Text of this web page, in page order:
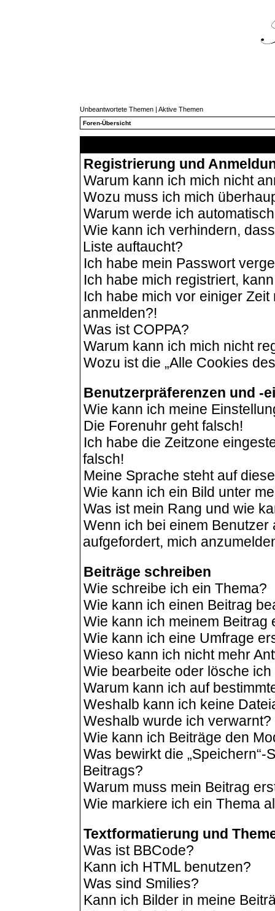
Unbeantwortete Themen | Aktive Themen
Foren-Übersicht
Registrierung und
Warum kann ich mich nicht
Wozu muss ich mich
Warum werde ich
Wie kann ich verhindern,
Liste auftaucht?
Ich habe mein Passwort
Ich habe mich registriert,
Ich habe mich vor einiger
anmelden?!
Was ist COPPA?
Warum kann ich mich nicht
Wozu ist die „Alle Cookies
Benutzerpräferenzen und -
Wie kann ich meine
Die Forenuhr geht falsch!
Ich habe die Zeitzone
falsch!
Meine Sprache steht auf
Wie kann ich ein Bild unter
Was ist mein Rang und wie
Wenn ich bei einem
aufgefordert, mich
Beiträge schreiben
Wie schreibe ich ein Thema?
Wie kann ich einen Beitrag
Wie kann ich meinem Beitrag
Wie kann ich eine Umfrage
Wieso kann ich nicht mehr
Wie bearbeite oder lösche
Warum kann ich auf
Weshalb kann ich keine
Weshalb wurde ich verwarnt?
Wie kann ich Beiträge den
Was bewirkt die
Beitrags?
Warum muss mein Beitrag
Wie markiere ich ein Thema
Textformatierung und
Was ist BBCode?
Kann ich HTML benutzen?
Was sind Smilies?
Kann ich Bilder in meine